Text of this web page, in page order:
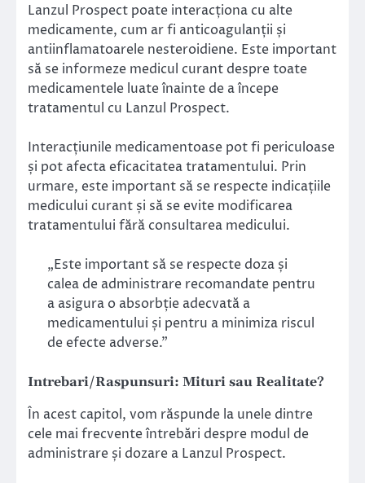
Lanzul Prospect poate interacționa cu alte
medicamente, cum ar fi anticoagulanții și
antiinflamatoarele nesteroidiene. Este important
să se informeze medicul curant despre toate
medicamentele luate înainte de a începe
tratamentul cu Lanzul Prospect.
Interacțiunile medicamentoase pot fi periculoase
și pot afecta eficacitatea tratamentului. Prin
urmare, este important să se respecte indicațiile
medicului curant și să se evite modificarea
tratamentului fără consultarea medicului.
„Este important să se respecte doza și
calea de administrare recomandate pentru
a asigura o absorbție adecvată a
medicamentului și pentru a minimiza riscul
de efecte adverse.”
Intrebari/Raspunsuri: Mituri sau Realitate?
În acest capitol, vom răspunde la unele dintre
cele mai frecvente întrebări despre modul de
administrare și dozare a Lanzul Prospect.